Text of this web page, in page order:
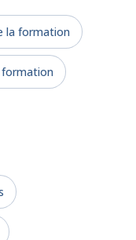
la formation